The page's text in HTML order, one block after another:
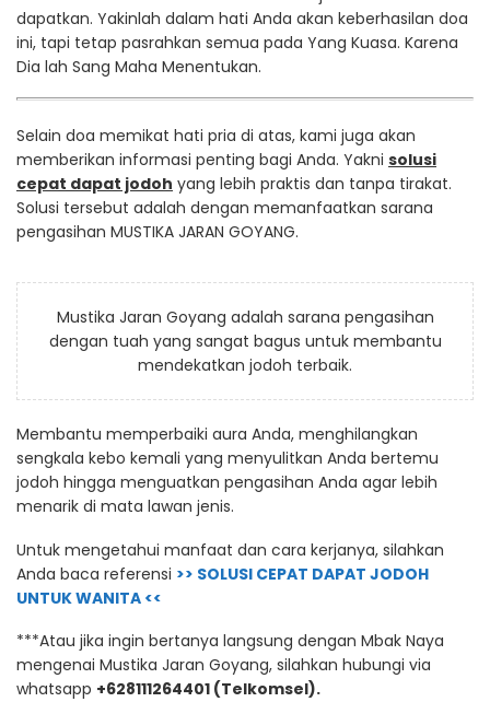
dapatkan. Yakinlah dalam hati Anda akan keberhasilan doa
ini, tapi tetap pasrahkan semua pada Yang Kuasa. Karena
Dia lah Sang Maha Menentukan.
Selain doa memikat hati pria di atas, kami juga akan
memberikan informasi penting bagi Anda. Yakni solusi
cepat dapat jodoh yang lebih praktis dan tanpa tirakat.
Solusi tersebut adalah dengan memanfaatkan sarana
pengasihan MUSTIKA JARAN GOYANG.
Mustika Jaran Goyang adalah sarana pengasihan
dengan tuah yang sangat bagus untuk membantu
mendekatkan jodoh terbaik.
Membantu memperbaiki aura Anda, menghilangkan
sengkala kebo kemali yang menyulitkan Anda bertemu
jodoh hingga menguatkan pengasihan Anda agar lebih
menarik di mata lawan jenis.
Untuk mengetahui manfaat dan cara kerjanya, silahkan
Anda baca referensi >> SOLUSI CEPAT DAPAT JODOH
UNTUK WANITA <<
***Atau jika ingin bertanya langsung dengan Mbak Naya
mengenai Mustika Jaran Goyang, silahkan hubungi via
whatsapp +628111264401 (Telkomsel).